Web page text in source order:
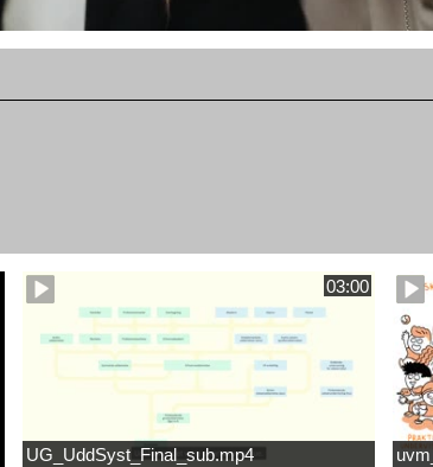
03:00
UG_UddSyst_Final_sub.mp4